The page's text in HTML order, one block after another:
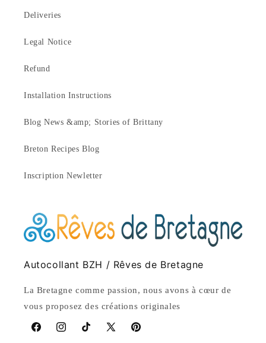
Deliveries
Legal Notice
Refund
Installation Instructions
Blog News &amp; Stories of Brittany
Breton Recipes Blog
Inscription Newletter
Autocollant BZH / Rêves de Bretagne
La Bretagne comme passion, nous avons à cœur de
vous proposez des créations originales
FacebookInstagramTikTokX Pinterest